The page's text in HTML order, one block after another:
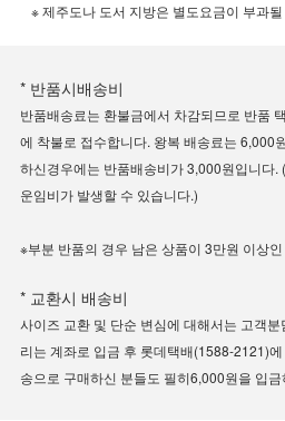
※ 제주도나 도서 지방은 별도요금이 부과
* 반품시배송비
반품배송료는 환불금에서 차감되므로 반품
에 착불로 접수합니다. 왕복 배송료는 6,000
하신경우에는 반품배송비가 3,000원입니다.
운임비가 발생할 수 있습니다.)
※부분 반품의 경우 남은 상품이 3만원 이상
* 교환시 배송비
사이즈 교환 및 단순 변심에 대해서는 고객
리는 계좌로 입금 후 롯데택배(1588-2121)
송으로 구매하신 분들도 필히6,000원을 입